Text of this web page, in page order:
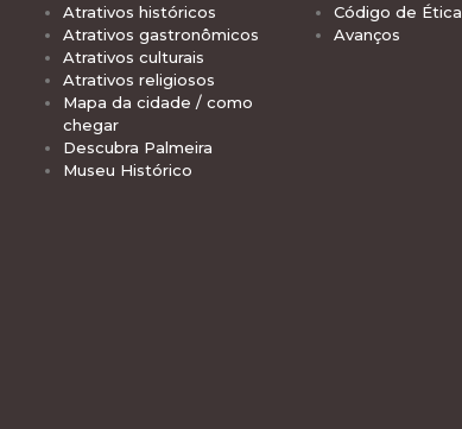
Atrativos históricos
Atrativos gastronômicos
Atrativos culturais
Atrativos religiosos
Mapa da cidade / como
chegar
Descubra Palmeira
Museu Histórico
Código de Ética
Avanços